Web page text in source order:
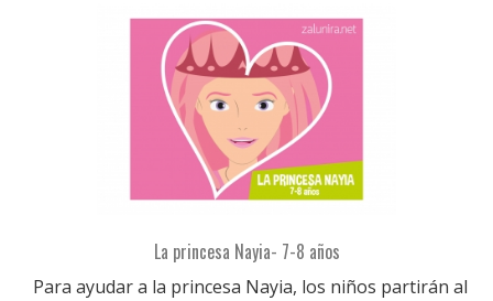
La princesa Nayia- 7-8 años
Para ayudar a la princesa Nayia, los niños partirán al